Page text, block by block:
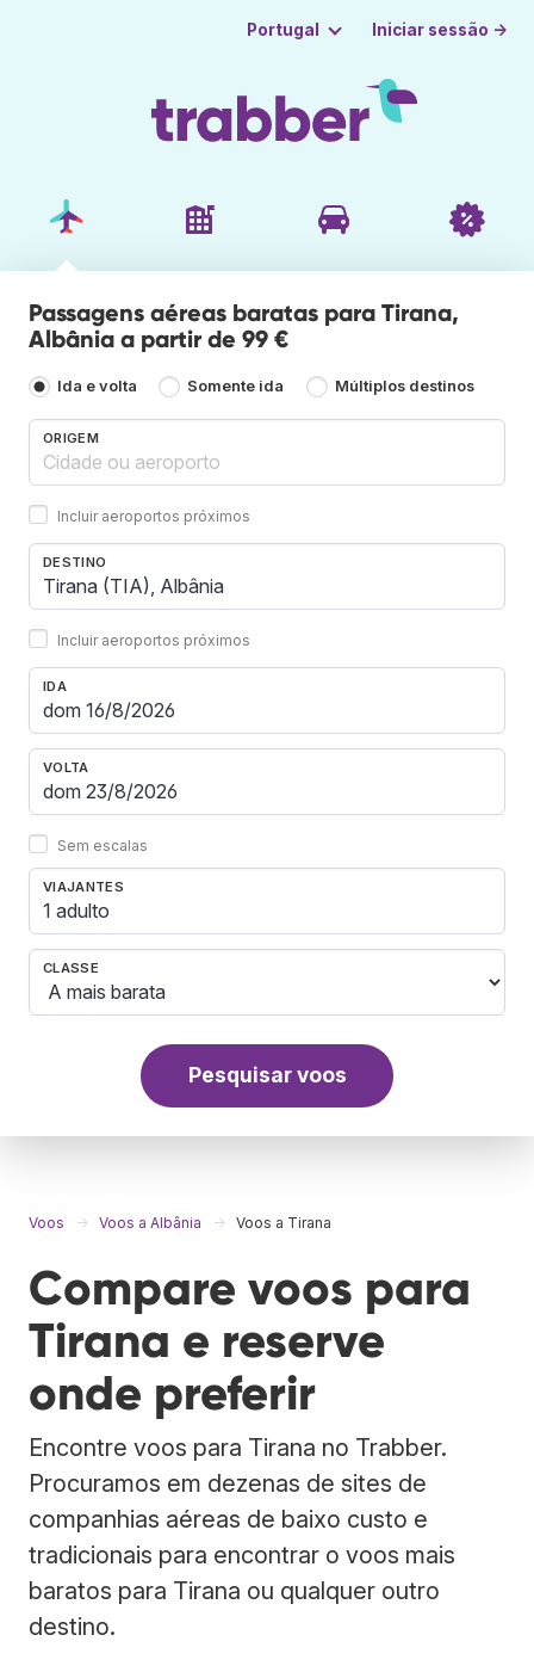
Portugal Iniciar sessão →
Passagens aéreas baratas para Tirana,
Albânia a partir de 99 €
Ida e volta Somente ida Múltiplos destinos
ORIGEM
Incluir aeroportos próximos
DESTINO
Incluir aeroportos próximos
IDA
VOLTA
Sem escalas
VIAJANTES
1 adulto
CLASSE
Pesquisar voos
Voos Voos a Albânia Voos a Tirana
Compare voos para
Tirana e reserve
onde preferir
Encontre voos para Tirana no Trabber.
Procuramos em dezenas de sites de
companhias aéreas de baixo custo e
tradicionais para encontrar o voos mais
baratos para Tirana ou qualquer outro
destino.